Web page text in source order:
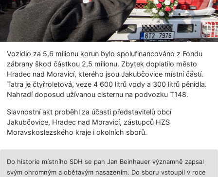
Vozidlo za 5,6 milionu korun bylo spolufinancováno z Fondu
zábrany škod částkou 2,5 milionu. Zbytek doplatilo město
Hradec nad Moravicí, kterého jsou Jakubčovice místní částí.
Tatra je čtyřroletová, veze 4 600 litrů vody a 300 litrů pěnidla.
Nahradí doposud užívanou cisternu na podvozku T148.
Slavnostní akt proběhl za účasti představitelů obcí
Jakubčovice, Hradec nad Moravicí, zástupců HZS
Moravskoslezského kraje i okolních sborů.
Do historie místního SDH se pan Jan Beinhauer významně zapsal
svým ohromným a obětavým nasazením. Do sboru vstoupil v roce